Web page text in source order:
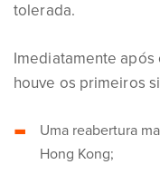
tolerada.
Imediatamente após
houve os primeiros
Uma reabertura
Hong Kong;